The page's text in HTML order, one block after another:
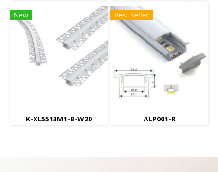
New
K-XL5513M1-B-W20
Best Seller
ALP001-R